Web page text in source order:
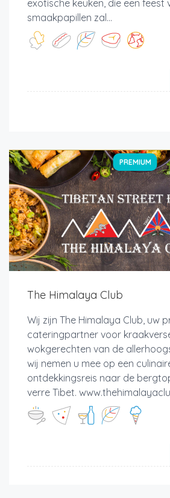
exotische keuken, die een feest
smaakpapillen zal...
PREMIUM
The Himalaya Club
Wij zijn The Himalaya Club, uw
cateringpartner voor
wokgerechten van de
wij nemen u mee op een
ontdekkingsreis naar de
verre Tibet.